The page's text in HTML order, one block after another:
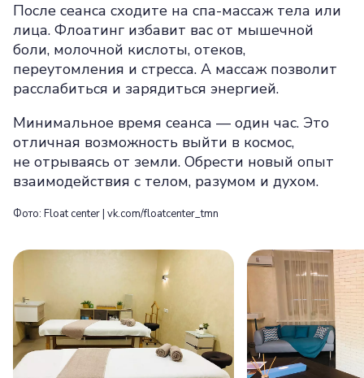
После сеанса сходите на спа-массаж тела или
лица. Флоатинг избавит вас от мышечной
боли, молочной кислоты, отеков,
переутомления и стресса. А массаж позволит
расслабиться и зарядиться энергией.
Минимальное время сеанса — один час. Это
отличная возможность выйти в космос,
не отрываясь от земли. Обрести новый опыт
взаимодействия с телом, разумом и духом.
Фото: Float center | vk.com/floatcenter_tmn